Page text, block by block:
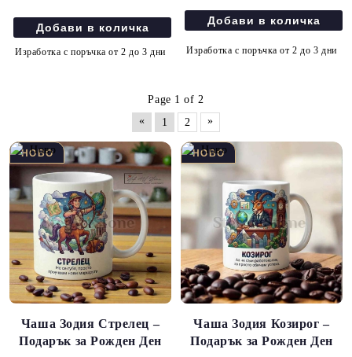
Изработка с поръчка от 2 до 3 дни Изработка с поръчка от 2 до 3 дни
Page 1 of 2
«
1 2 »
Чаша Зодия Стрелец –
Подарък за Рожден Ден
Чаша Зодия Козирог –
Подарък за Рожден Ден